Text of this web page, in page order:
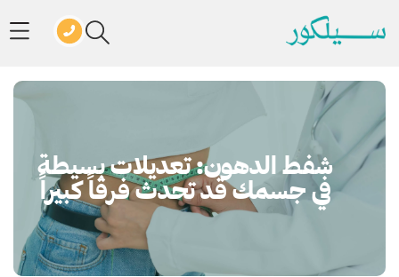
شفط الدهون: تعديلات بسيطة
في جسمك قد تحدث فرقاً كبيراً